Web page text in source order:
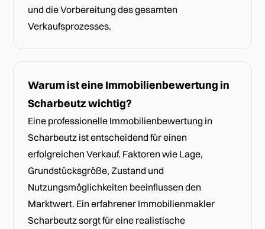
und die Vorbereitung des gesamten
Verkaufsprozesses.
Warum ist eine Immobilienbewertung in
Scharbeutz wichtig?
Eine professionelle Immobilienbewertung in
Scharbeutz ist entscheidend für einen
erfolgreichen Verkauf. Faktoren wie Lage,
Grundstücksgröße, Zustand und
Nutzungsmöglichkeiten beeinflussen den
Marktwert. Ein erfahrener Immobilienmakler
Scharbeutz sorgt für eine realistische